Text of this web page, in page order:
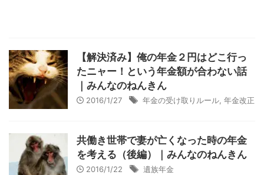
【解決済み】俺の年金２円はどこ行っ
たニャー！という年金額が合わない話
｜みんなのねんきん
2016/1/27 年金の受け取りルール 年金改正
共働き世帯で妻が亡くなった時の年金
を考える（後編）｜みんなのねんきん
2016/1/22 遺族年金